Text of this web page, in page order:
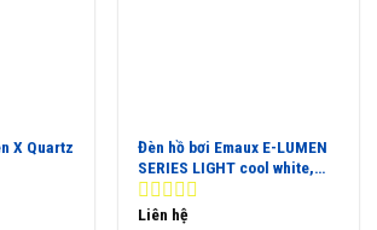
X Quartz
Đèn hồ bơi Emaux E-LUMEN
SERIES LIGHT cool white,
blue, warm white, RGB
0
Liên hệ